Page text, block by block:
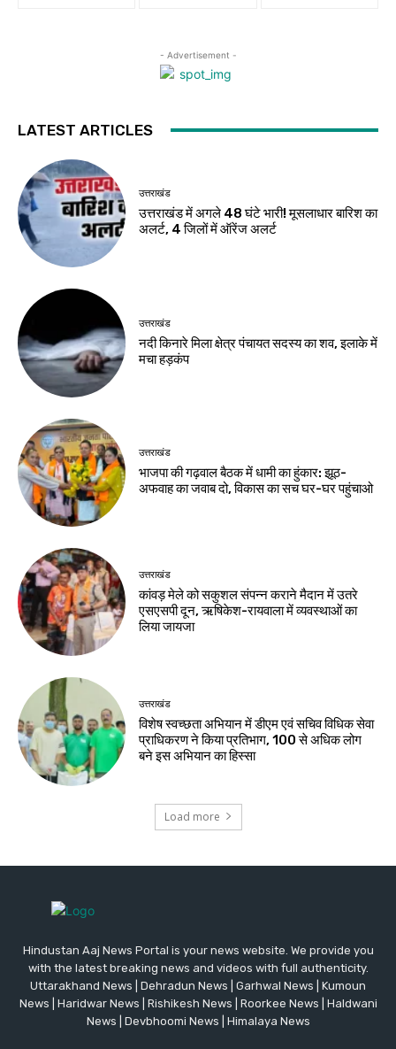
- Advertisement -
LATEST ARTICLES
उत्तराखंड
उत्तराखंड में अगले 48 घंटे भारी! मूसलाधार बारिश का
अलर्ट, 4 जिलों में ऑरेंज अलर्ट
उत्तराखंड
नदी किनारे मिला क्षेत्र पंचायत सदस्य का शव, इलाके में
मचा हड़कंप
उत्तराखंड
भाजपा की गढ़वाल बैठक में धामी का हुंकार: झूठ-
अफवाह का जवाब दो, विकास का सच घर-घर पहुंचाओ
उत्तराखंड
कांवड़ मेले को सकुशल संपन्न कराने मैदान में उतरे
एसएसपी दून, ऋषिकेश-रायवाला में व्यवस्थाओं का
लिया जायजा
उत्तराखंड
विशेष स्वच्छता अभियान में डीएम एवं सचिव विधिक सेवा
प्राधिकरण ने किया प्रतिभाग, 100 से अधिक लोग
बने इस अभियान का हिस्सा
Load more
Hindustan Aaj News Portal is your news website. We provide you
with the latest breaking news and videos with full authenticity.
Uttarakhand News | Dehradun News | Garhwal News | Kumoun
News | Haridwar News | Rishikesh News | Roorkee News | Haldwani
News | Devbhoomi News | Himalaya News